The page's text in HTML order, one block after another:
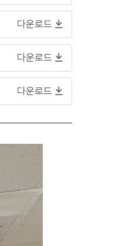
다운로드
다운로드
다운로드